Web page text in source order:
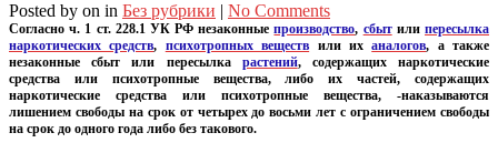
Posted by on in Без рубрики | No Comments
Согласно ч. 1 ст. 228.1 УК РФ незаконныепроизводство, сбытилипересылка
наркотических средств, психотропных веществ или иханалогов, а также
незаконные сбыт или пересылка растений, содержащих наркотические
средства или психотропные вещества, либо их частей, содержащих
наркотические средства или психотропные вещества, -наказываются
лишением свободы на срок от четырех до восьми лет с ограничением свободы
на срок до одного года либо без такового.